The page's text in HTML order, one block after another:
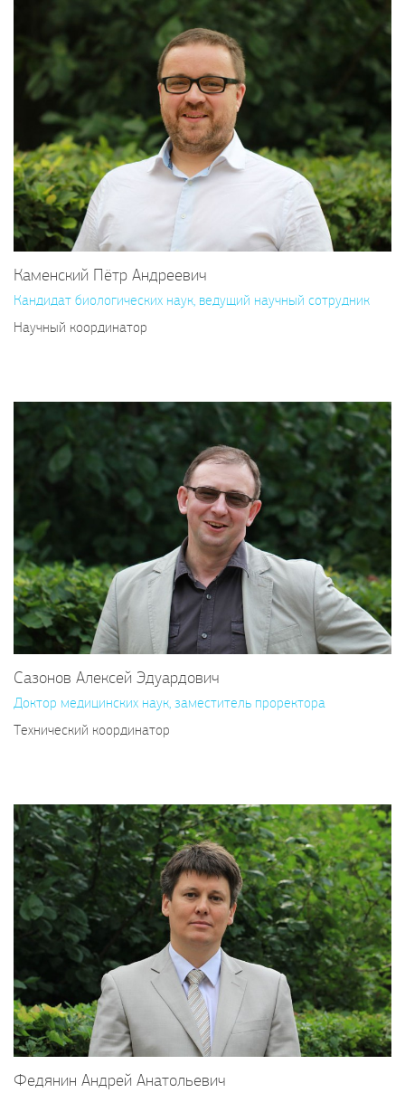
Каменский Пётр Андреевич
Кандидат биологических наук, ведущий научный сотрудник
Научный координатор
Сазонов Алексей Эдуардович
Доктор медицинских наук, заместитель проректора
Технический координатор
Федянин Андрей Анатольевич